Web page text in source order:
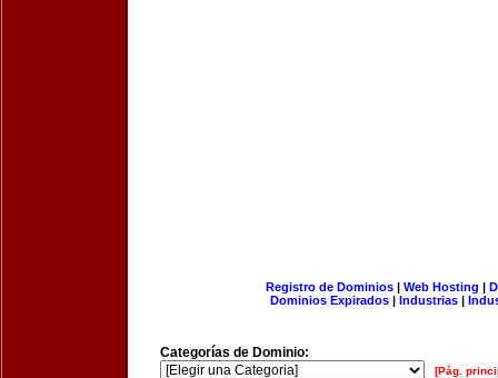
Registro de Dominios| Web Hosting |
Dominios Expirados | Industrias |
Categorías de Dominio:
[Pág.